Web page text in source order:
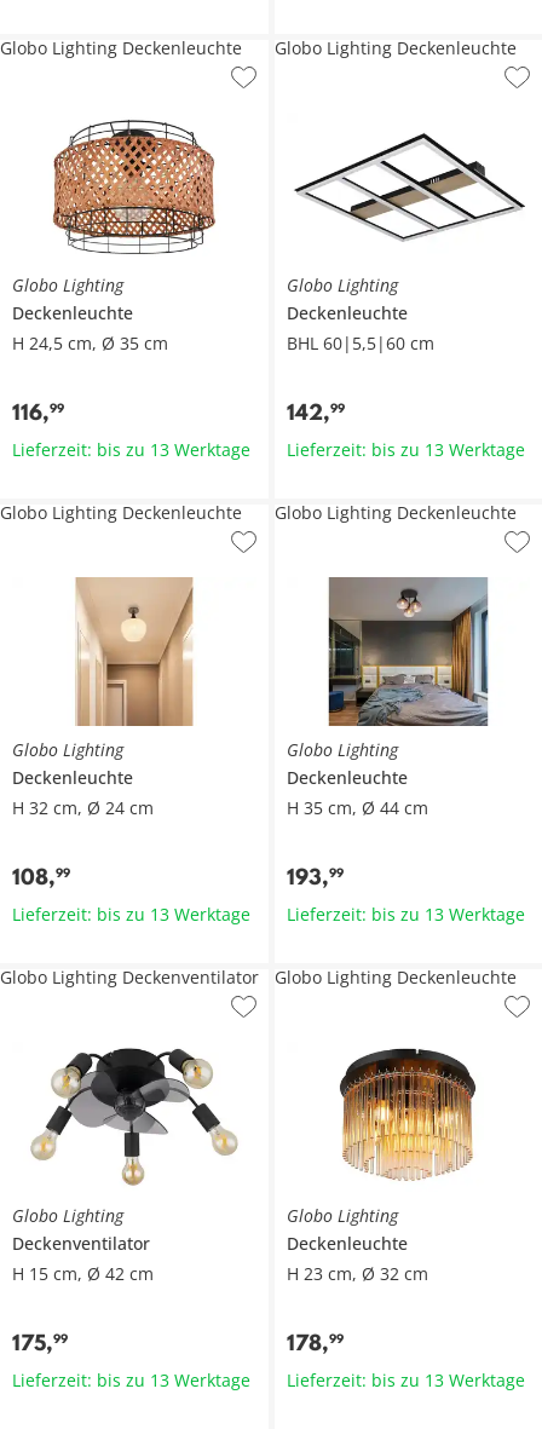
Globo Lighting
Deckenleuchte
H 24,5 cm, Ø 35 cm
116,99
Globo Lighting Deckenleuchte
Lieferzeit: bis zu 13 Werktage
Globo Lighting
Deckenleuchte
BHL 60|5,5|60 cm
142,99
Globo Lighting Deckenleuchte
Lieferzeit: bis zu 13 Werktage
Globo Lighting
Deckenleuchte
H 32 cm, Ø 24 cm
108,99
Globo Lighting Deckenleuchte
Lieferzeit: bis zu 13 Werktage
Globo Lighting
Deckenleuchte
H 35 cm, Ø 44 cm
193,99
Globo Lighting Deckenleuchte
Lieferzeit: bis zu 13 Werktage
Globo Lighting
Deckenventilator
H 15 cm, Ø 42 cm
175,99
Globo Lighting Deckenventilator
Lieferzeit: bis zu 13 Werktage
Globo Lighting
Deckenleuchte
H 23 cm, Ø 32 cm
178,99
Globo Lighting Deckenleuchte
Lieferzeit: bis zu 13 Werktage